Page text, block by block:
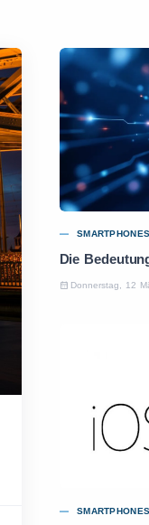
Donnerstag, 12